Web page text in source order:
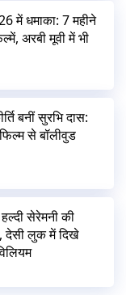
में धमाका: 7 महीने
अरबी मूवी में भी
बनीं सुरभि दास:
से बॉलीवुड
सेरेमनी की
देसी लुक में दिखे